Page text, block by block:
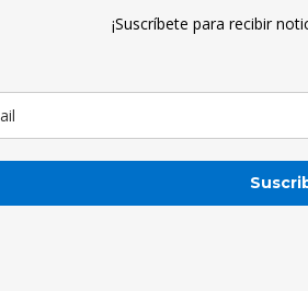
¡Suscríbete para recibir